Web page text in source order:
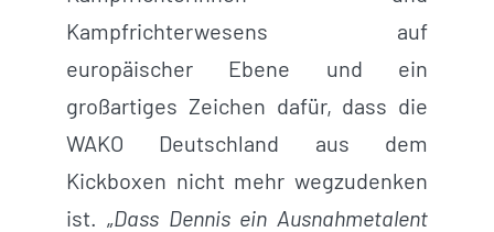
Kampfrichterwesens auf
europäischer Ebene und ein
großartiges Zeichen dafür, dass die
WAKO Deutschland aus dem
Kickboxen nicht mehr wegzudenken
ist. „Dass Dennis ein Ausnahmetalent